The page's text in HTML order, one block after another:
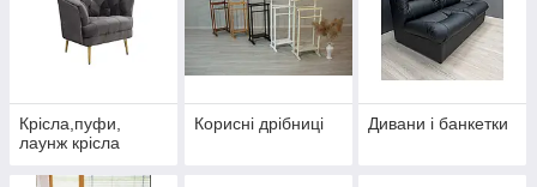
Крісла,пуфи,
лаунж крісла
Корисні дрібниці Дивани і банкетки